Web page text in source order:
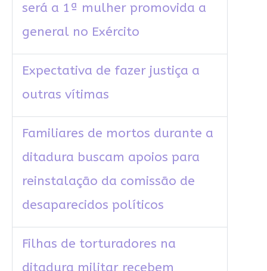
será a 1ª mulher promovida a
general no Exército
Expectativa de fazer justiça a
outras vítimas
Familiares de mortos durante a
ditadura buscam apoios para
reinstalação da comissão de
desaparecidos políticos
Filhas de torturadores na
ditadura militar recebem